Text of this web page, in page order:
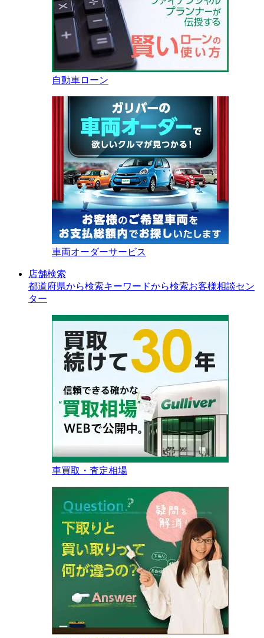
自動車ローン
車両オーダーサービス
店舗検索
都道府県から検索キーワードから検索お客様相談セン
ター
車買取・査定相場